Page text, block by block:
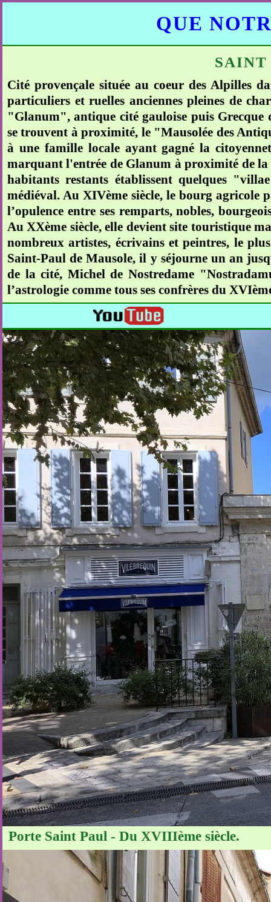
QUE
SAINT
Cité provençale située au coeur des Alpilles
particuliers et ruelles anciennes pleines de
"Glanum", antique cité gauloise puis Grecque
se trouvent à proximité, le "Mausolée des
à une famille locale ayant gagné la
marquant l'entrée de Glanum à proximité de
habitants restants établissent quelques
médiéval. Au XIVème siècle, le bourg agricole
l’opulence entre ses remparts, nobles,
Au XXème siècle, elle devient site touristique
nombreux artistes, écrivains et peintres, le
Saint-Paul de Mausole, il y séjourne un an
de la cité, Michel de Nostredame
l’astrologie comme tous ses confrères du
Porte Saint Paul - Du XVIIIème siècle.